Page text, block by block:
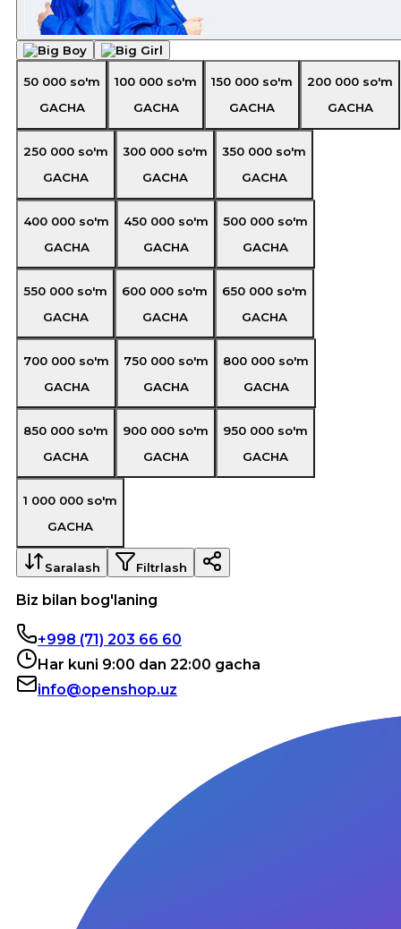
50 000 so'm
GACHA
100 000 so'm
GACHA
150 000 so'm
GACHA
200 000 so'm
GACHA
250 000 so'm
GACHA
300 000 so'm
GACHA
350 000 so'm
GACHA
400 000 so'm
GACHA
450 000 so'm
GACHA
500 000 so'm
GACHA
550 000 so'm
GACHA
600 000 so'm
GACHA
650 000 so'm
GACHA
700 000 so'm
GACHA
750 000 so'm
GACHA
800 000 so'm
GACHA
850 000 so'm
GACHA
900 000 so'm
GACHA
950 000 so'm
GACHA
1 000 000 so'm
GACHA
Saralash Filtrlash
Biz bilan bog'laning
+998 (71) 203 66 60
Har kuni 9:00 dan 22:00 gacha
info@openshop.uz